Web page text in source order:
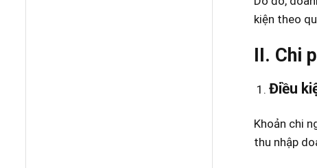
kiện theo
II. Chi
Điều
Khoản chi
thu nhập